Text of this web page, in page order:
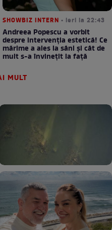
SHOWBIZ INTERN • ieri la 22:43
Andreea Popescu a vorbit
despre intervenția estetică! Ce
mărime a ales la sâni și cât de
mult s-a învinețit la față
MULT